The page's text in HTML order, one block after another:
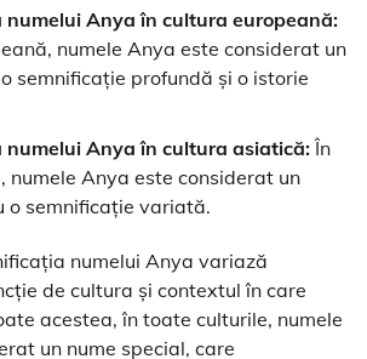
numelui Anya în cultura europeană:
numele Anya este considerat un
semnificație profundă și o istorie
numelui Anya în cultura asiatică:În
numele Anya este considerat un
o semnificație variată.
numelui Anya variază
de cultura și contextul în care
acestea, în toate culturile, numele
un nume special, care